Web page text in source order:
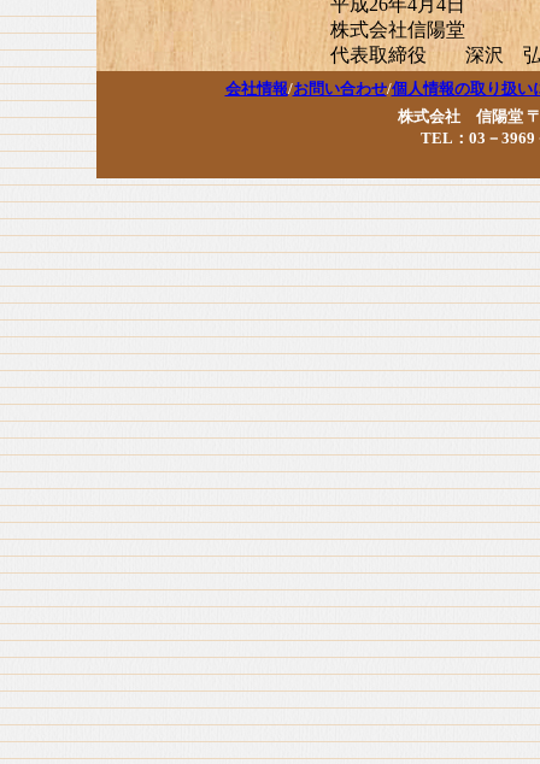
平成26年4月4日
株式会社信陽堂
代表取締役 深沢
会社情報/お問い合わせ/個人情報の取り扱い
株式会社 信陽堂
TEL：03－3969